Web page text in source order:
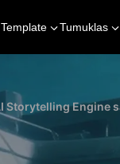
Tumuklas
Storytelling Engine